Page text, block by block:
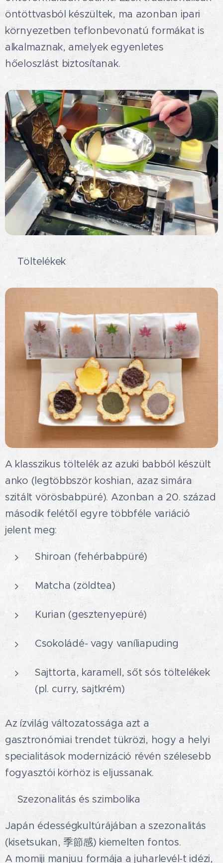
öntöttvasból készültek, ma azonban ipari
környezetben teflonbevonatú formákat is
alkalmaznak, amelyek egyenletes
hőeloszlást biztosítanak.🤩
🍁Töltelékek
A klasszikus töltelék az azuki babból készült
anko (legtöbbször koshian, azaz simára
szitált vörösbabpüré). Azonban a 20. század
második felétől egyre többféle variáció
jelent meg:
Shiroan (fehérbabpüré)
Matcha (zöldtea)
Kurian (gesztenyepüré)
Csokoládé- vagy vaníliapuding
Sajttorta, karamell, sőt sós töltelékek
(pl. curry, sajtkrém)
Az ízvilág változatossága azt a
gasztronómiai trendet tükrözi, hogy a helyi
specialitások modernizáció révén szélesebb
fogyasztói körhöz is eljussanak.😊
🍁Szezonalitás és szimbolika
Japán édességkultúrájában a szezonalitás
(kisetsukan, 季節感) kiemelten fontos.
A momiji manjuu formája a juharlevél-t idézi,